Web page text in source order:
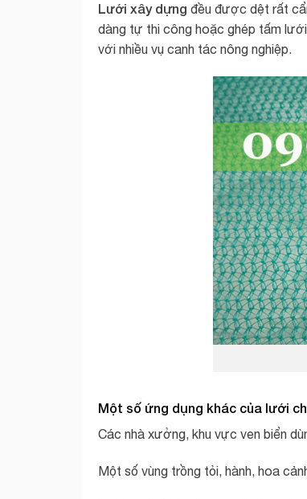
Lưới xây dựng đều được dệt rất
dàng tự thi công hoặc ghép tấm
với nhiều vụ canh tác nông nghiệp.
Một số ứng dụng khác của lưới
Các nhà xưởng, khu vực ven biển
Một số vùng trồng tỏi, hành, hoa